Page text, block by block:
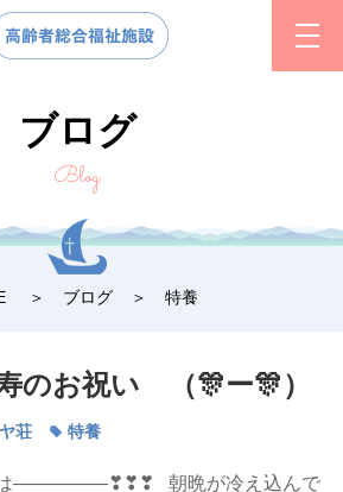
ブログ
Blog
ブログ 特養
お祝い （🎊ー🎊）
荘 特養
は―――――❣❣❣ 朝晩が冷え込んで